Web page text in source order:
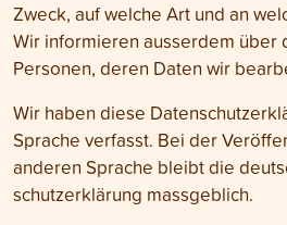
Zweck, auf welche Art und an
Wir informieren ausserdem über
Personen, deren Daten wir
Wir haben diese
Sprache verfasst. Bei der
anderen Sprache bleibt die
schutz­erklärung massgeblich.